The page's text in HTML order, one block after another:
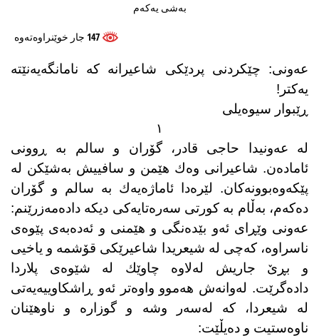
بەشی یەکەم
عەونی: چێكردنی پردێكی شاعیرانە كە نامانگەیەنێتە
یەكتر!
ڕێبوار سیوەیلی
١
لە عەونیدا حاجی قادر، گۆران و سالم بە ڕوونی
ئامادەن. شاعیرانی وەك هێمن و سافییش بەشێكن لە
پێكەوەبوونەكان. لێرەدا ئاماژەیەك بە سالم و گۆران
دەكەم، بەڵام بە كورتی سەرەتایەكی دیكە دادەمەزرێنم:
عەونی وێڕای ئەو بێدەنگی و هێمنی و ئەدەبەی پێوەی
ناسراوە، كەچی لە شیعریدا شاعیرێكی قۆشمە و یاخیی
و بڕێ جاریش لەلاوە چاوێك لە شێوەی پلاردا
دادەگرێت. لەوانەش هەموو واوەتر ئەو ڕاشكاوییەیەتی
لە شیعردا، كە لەسەر وشە و گوزارە و ناوهێنان
ناوەستیت و دەیڵێت: